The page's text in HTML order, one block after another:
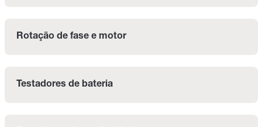
Rotação de fase e motor
Testadores de bateria